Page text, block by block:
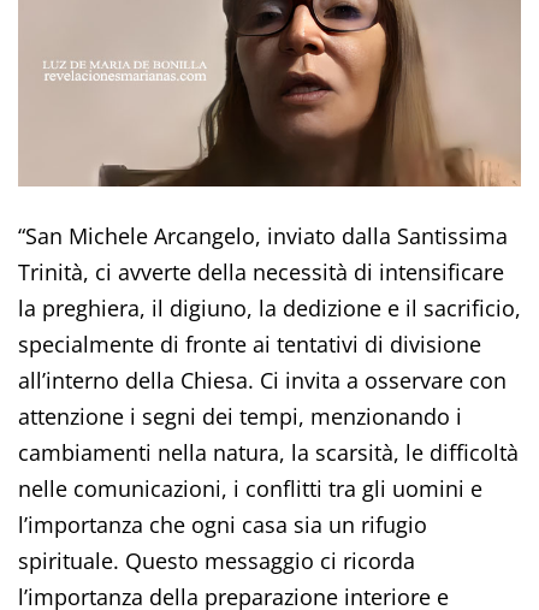
“San Michele Arcangelo, inviato dalla Santissima
Trinità, ci avverte della necessità di intensificare
la preghiera, il digiuno, la dedizione e il sacrificio,
specialmente di fronte ai tentativi di divisione
all’interno della Chiesa. Ci invita a osservare con
attenzione i segni dei tempi, menzionando i
cambiamenti nella natura, la scarsità, le difficoltà
nelle comunicazioni, i conflitti tra gli uomini e
l’importanza che ogni casa sia un rifugio
spirituale. Questo messaggio ci ricorda
l’importanza della preparazione interiore e